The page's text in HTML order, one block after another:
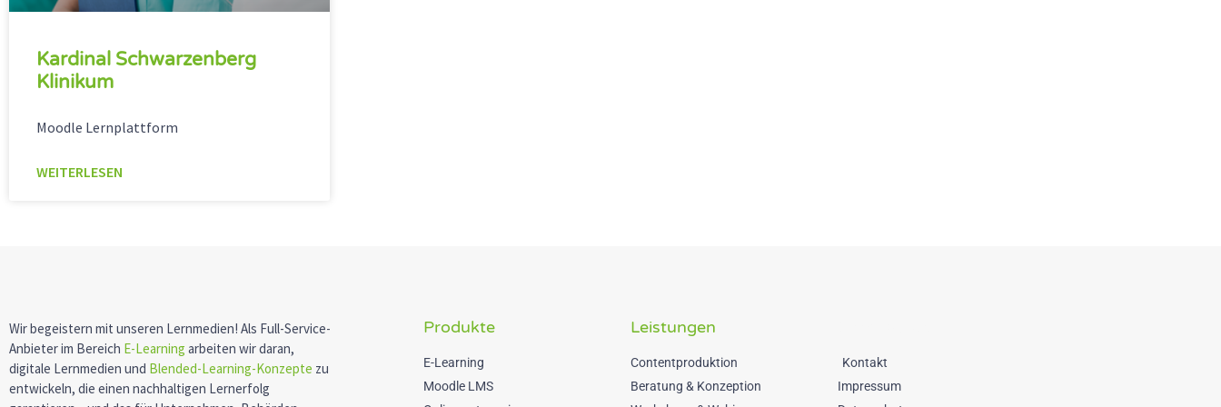
Kardinal Schwarzenberg
Klinikum
Moodle Lernplattform
WEITERLESEN
Wir begeistern mit unseren Lernmedien! Als Full-Service-
Anbieter im Bereich E-Learning arbeiten wir daran,
digitale Lernmedien und Blended-Learning-Konzepte zu
entwickeln, die einen nachhaltigen Lernerfolg
Produkte
E-Learning
Moodle LMS
Leistungen
Contentproduktion
Beratung & Konzeption
Kontakt
Impressum